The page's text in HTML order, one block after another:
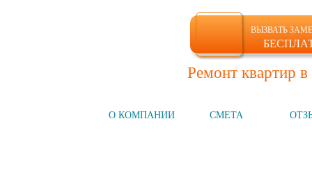
ВЫЗВАТЬ
Ремонт квартир
О КОМПАНИИ СМЕТА